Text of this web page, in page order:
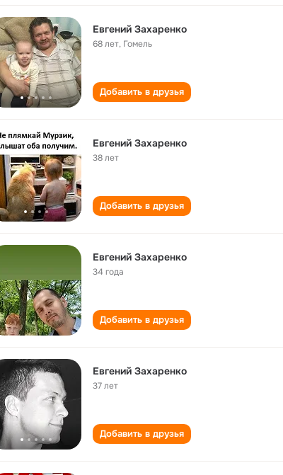
Евгений Захаренко
68 лет, Гомель
Добавить в друзья
Евгений Захаренко
38 лет
Добавить в друзья
Евгений Захаренко
34 года
Добавить в друзья
Евгений Захаренко
37 лет
Добавить в друзья